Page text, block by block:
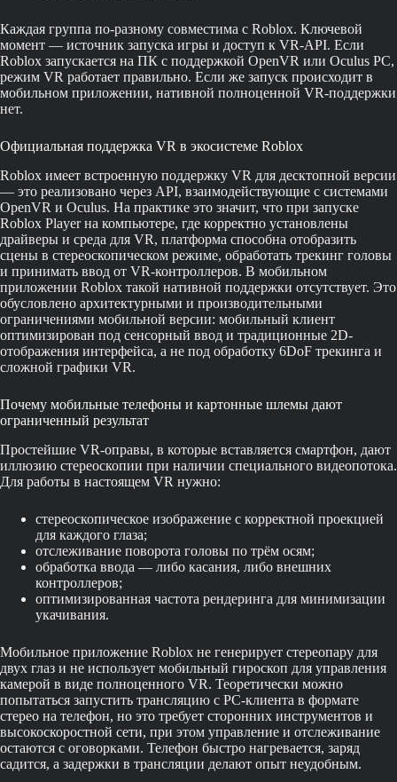
Каждая группа по-разному совместима с Roblox. Ключевой
момент — источник запуска игры и доступ к VR-API. Если
Roblox запускается на ПК с поддержкой OpenVR или Oculus PC,
режим VR работает правильно. Если же запуск происходит в
мобильном приложении, нативной полноценной VR-поддержки
нет.
Официальная поддержка VR в экосистеме Roblox
Roblox имеет встроенную поддержку VR для десктопной версии
— это реализовано через API, взаимодействующие с системами
OpenVR и Oculus. На практике это значит, что при запуске
Roblox Player на компьютере, где корректно установлены
драйверы и среда для VR, платформа способна отобразить
сцены в стереоскопическом режиме, обработать трекинг головы
и принимать ввод от VR-контроллеров. В мобильном
приложении Roblox такой нативной поддержки отсутствует. Это
обусловлено архитектурными и производительными
ограничениями мобильной версии: мобильный клиент
оптимизирован под сенсорный ввод и традиционные 2D-
отображения интерфейса, а не под обработку 6DoF трекинга и
сложной графики VR.
Почему мобильные телефоны и картонные шлемы дают
ограниченный результат
Простейшие VR-оправы, в которые вставляется смартфон, дают
иллюзию стереоскопии при наличии специального видеопотока.
Для работы в настоящем VR нужно:
стереоскопическое изображение с корректной проекцией
для каждого глаза;
отслеживание поворота головы по трём осям;
обработка ввода — либо касания, либо внешних
контроллеров;
оптимизированная частота рендеринга для минимизации
укачивания.
Мобильное приложение Roblox не генерирует стереопару для
двух глаз и не использует мобильный гироскоп для управления
камерой в виде полноценного VR. Теоретически можно
попытаться запустить трансляцию с PC-клиента в формате
стерео на телефон, но это требует сторонних инструментов и
высокоскоростной сети, при этом управление и отслеживание
остаются с оговорками. Телефон быстро нагревается, заряд
садится, а задержки в трансляции делают опыт неудобным.